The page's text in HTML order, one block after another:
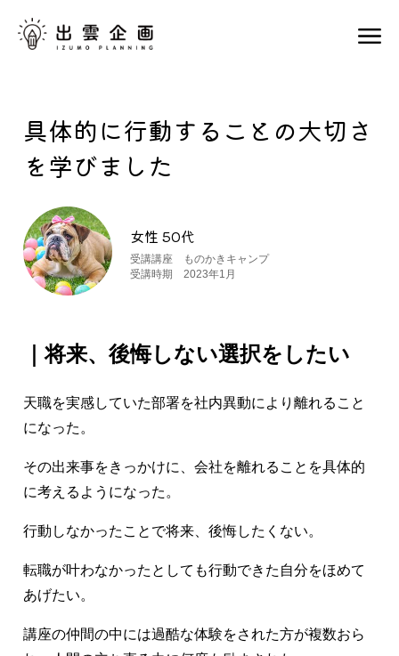
具体的に行動することの大切さ
を学びました
女性 50代
受講講座 ものかきキャンプ
受講時期 2023年1月
｜将来、後悔しない選択をしたい
天職を実感していた部署を社内異動により離れること
になった。
その出来事をきっかけに、会社を離れることを具体的
に考えるようになった。
行動しなかったことで将来、後悔したくない。
転職が叶わなかったとしても行動できた自分をほめて
あげたい。
講座の仲間の中には過酷な体験をされた方が複数おら